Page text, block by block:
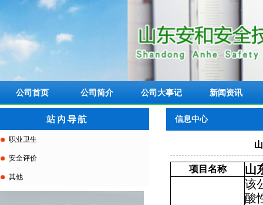
公司首页 公司简介 公司大事记 新闻资讯
职业卫生
安全评价
其他
信息中心
项目名称 山
该
酸